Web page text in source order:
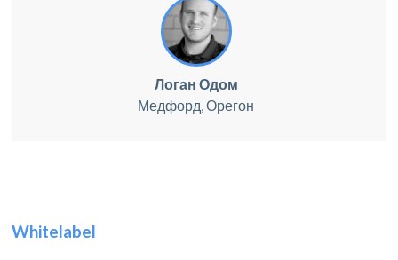
Логан Одом
Медфорд, Орегон
Whitelabel